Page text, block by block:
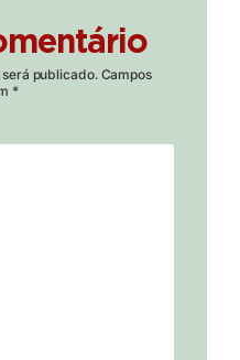
publicado. Campos
*